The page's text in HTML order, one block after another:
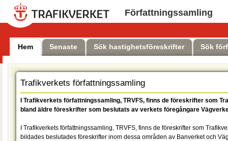
Författningssamling
Hem Senaste Sök hastighetsföreskrifter Sök
Trafikverkets författningssamling
I Trafikverkets författningssamling, TRVFS, finns de föreskrifter som
bland äldre föreskrifter som beslutats av verkets föregångare
I Trafikverkets författningssamling, TRVFS, finns de föreskrifter som
bildades beslutades föreskrifter inom dessa områden av Banverket och